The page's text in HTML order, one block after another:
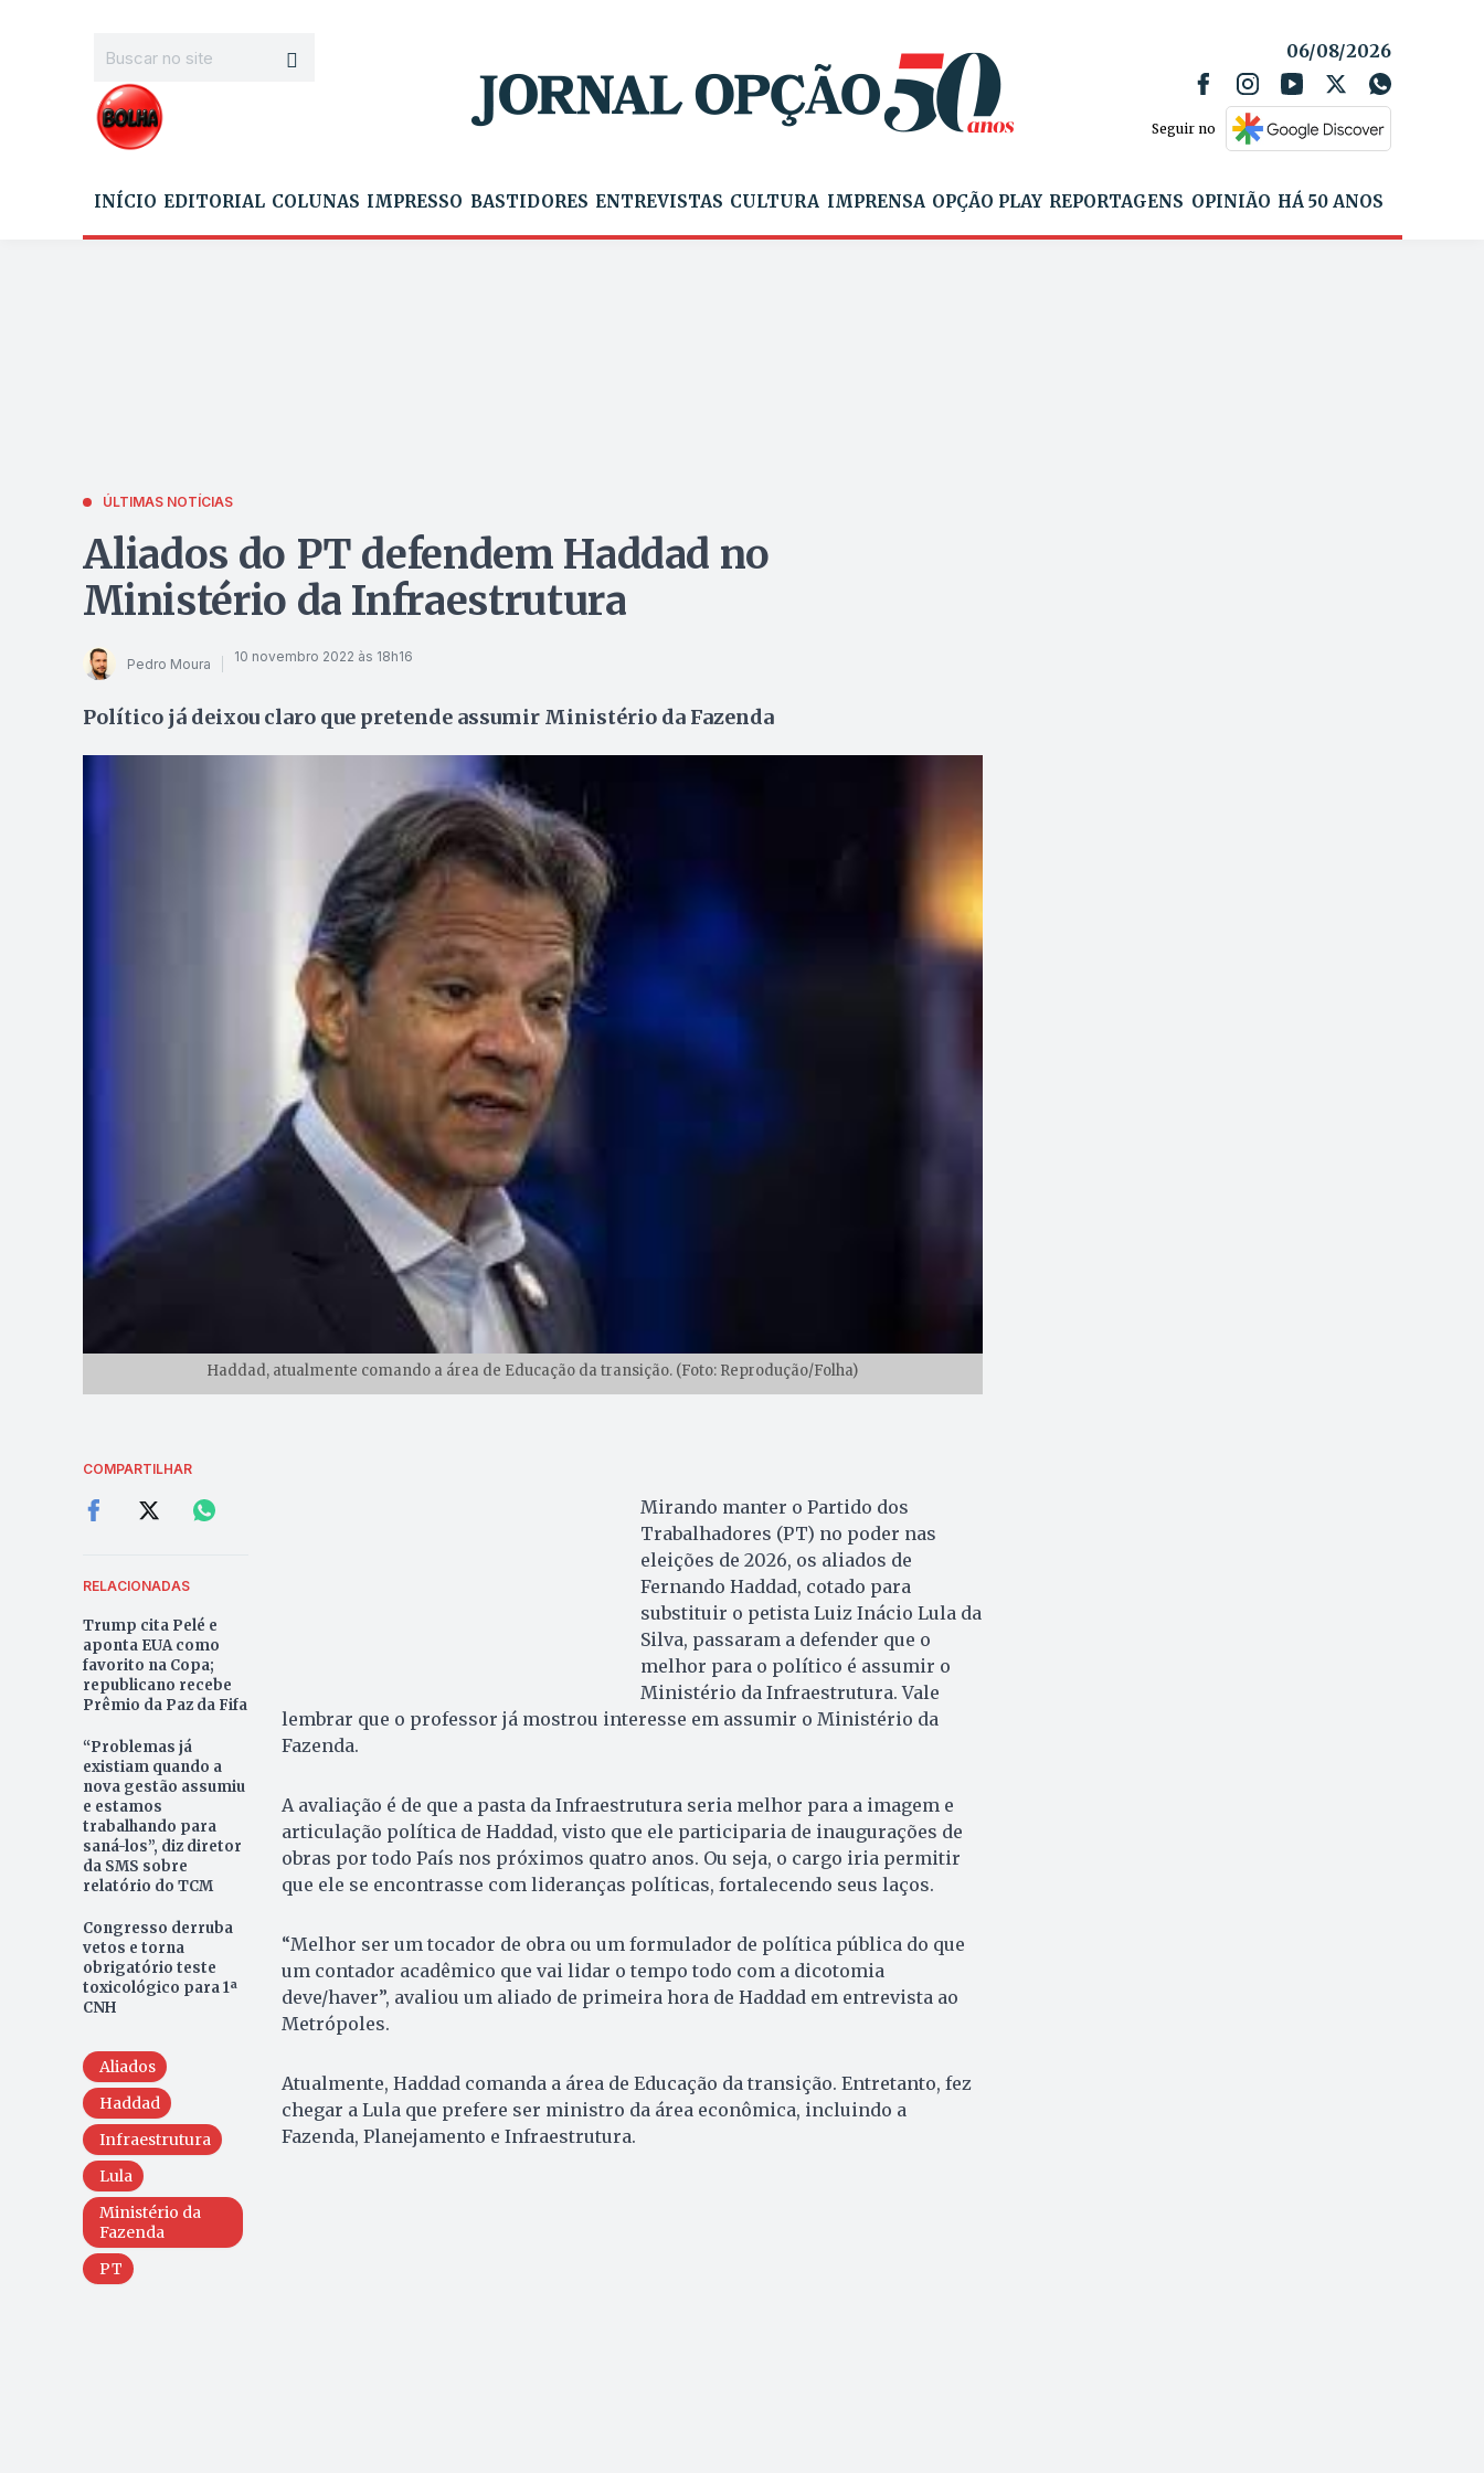
06/08/2026
Seguir no
INÍCIO EDITORIAL COLUNAS IMPRESSO BASTIDORES ENTREVISTAS CULTURA IMPRENSA OPÇÃO PLAY REPORTAGENS OPINIÃO HÁ 50 ANOS
ÚLTIMAS NOTÍCIAS
Aliados do PT defendem Haddad no
Ministério da Infraestrutura
Pedro Moura 10 novembro 2022 às 18h16
Político já deixou claro que pretende assumir Ministério da Fazenda
Haddad, atualmente comando a área de Educação da transição. (Foto: Reprodução/Folha)
COMPARTILHAR
RELACIONADAS
Trump cita Pelé e
aponta EUA como
favorito na Copa;
republicano recebe
Prêmio da Paz da Fifa
“Problemas já
existiam quando a
nova gestão assumiu
e estamos
trabalhando para
saná-los”, diz diretor
da SMS sobre
relatório do TCM
Congresso derruba
vetos e torna
obrigatório teste
toxicológico para 1ª
CNH
Aliados
Haddad
Infraestrutura
Lula
Ministério da
Fazenda
PT
Mirando manter o Partido dos
Trabalhadores (PT) no poder nas
eleições de 2026, os aliados de
Fernando Haddad, cotado para
substituir o petista Luiz Inácio Lula da
Silva, passaram a defender que o
melhor para o político é assumir o
Ministério da Infraestrutura. Vale
lembrar que o professor já mostrou interesse em assumir o Ministério da
Fazenda.
A avaliação é de que a pasta da Infraestrutura seria melhor para a imagem e
articulação política de Haddad, visto que ele participaria de inaugurações de
obras por todo País nos próximos quatro anos. Ou seja, o cargo iria permitir
que ele se encontrasse com lideranças políticas, fortalecendo seus laços.
“Melhor ser um tocador de obra ou um formulador de política pública do que
um contador acadêmico que vai lidar o tempo todo com a dicotomia
deve/haver”, avaliou um aliado de primeira hora de Haddad em entrevista ao
Metrópoles.
Atualmente, Haddad comanda a área de Educação da transição. Entretanto, fez
chegar a Lula que prefere ser ministro da área econômica, incluindo a
Fazenda, Planejamento e Infraestrutura.